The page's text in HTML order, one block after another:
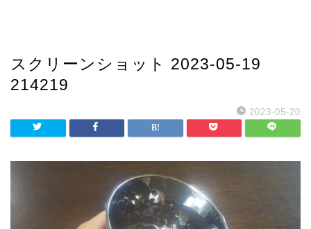
スクリーンショット 2023-05-19
214219
2023-05-20